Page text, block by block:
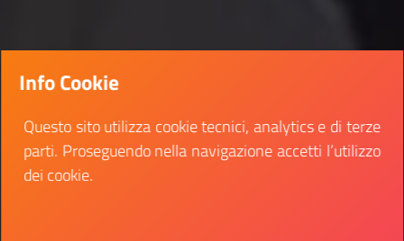
Info Cookie
Questo sito utilizza cookie tecnici, analytics e di terze
parti. Proseguendo nella navigazione accetti l’utilizzo
dei cookie.